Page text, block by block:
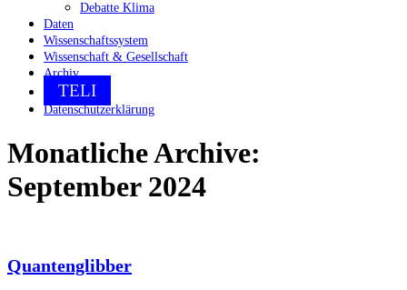
Debatte Klima
Daten
Wissenschaftssystem
Wissenschaft & Gesellschaft
Archiv
TELI
Datenschutzerklärung
Monatliche Archive:
September 2024
Quantenglibber